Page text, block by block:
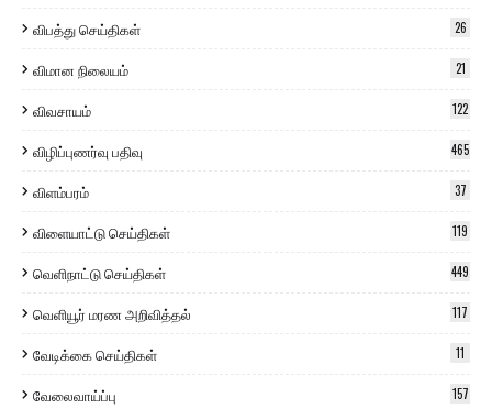
விபத்து செய்திகள் 26
விமான நிலையம் 21
விவசாயம் 122
விழிப்புணர்வு பதிவு 465
விளம்பரம் 37
விளையாட்டு செய்திகள் 119
வெளிநாட்டு செய்திகள் 449
வெளியூர் மரண அறிவித்தல் 117
வேடிக்கை செய்திகள் 11
வேலைவாய்ப்பு 157